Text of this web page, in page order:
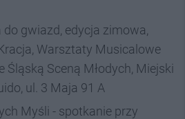
gwiazd, edycja zimowa,
Warsztaty Musicalowe
Śląską Sceną Młodych, Miejski
ul. 3 Maja 91 A
Myśli - spotkanie przy